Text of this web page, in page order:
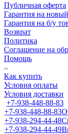
Публичная оферта
Гарантия на
Гарантия на б/у
Возврат
Политика
Соглашение на
Помощь
Как купить
Условия оплаты
Условия доставки
+7-938-448-88-83
+7-938-448-88-83
+7-938-294-44-48
+7-938-294-44-49